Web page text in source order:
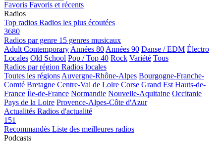
Favoris Favoris et récents
Radios
Top radios Radios les plus écoutées
3680
Radios par genre 15 genres musicaux
Adult Contemporary Années 80 Années 90 Danse / EDM Électro
Locales Old School Pop / Top 40 Rock Variété Tous
Radios par région Radios locales
Toutes les régions Auvergne-Rhône-Alpes Bourgogne-Franche-
Comté Bretagne Centre-Val de Loire Corse Grand Est Hauts-de-
France Île-de-France Normandie Nouvelle-Aquitaine Occitanie
Pays de la Loire Provence-Alpes-Côte d'Azur
Actualités Radios d'actualité
151
Recommandés Liste des meilleures radios
Podcasts